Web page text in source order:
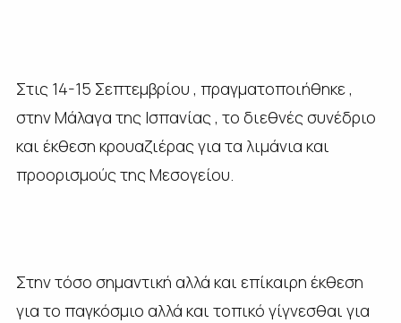
Στις 14-15 Σεπτεμβρίου , πραγματοποιήθηκε ,
στην Μάλαγα της Ισπανίας , το διεθνές συνέδριο
και έκθεση κρουαζιέρας για τα λιμάνια και
προορισμούς της Μεσογείου.
Στην τόσο σημαντική αλλά και επίκαιρη έκθεση
για το παγκόσμιο αλλά και τοπικό γίγνεσθαι για